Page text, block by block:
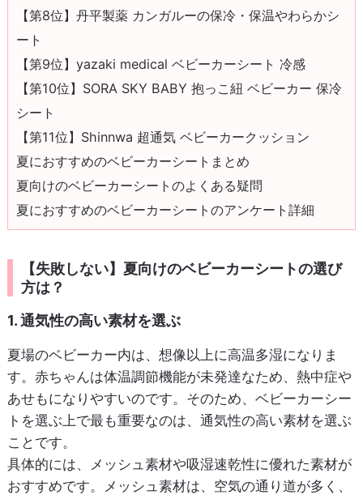
【第8位】丹平製薬 カンガルーの保冷・保温やわらかシ
ート
【第9位】yazaki medical ベビーカーシート 冷感
【第10位】SORA SKY BABY 抱っこ紐 ベビーカー 保冷
シート
【第11位】Shinnwa 超通気 ベビーカークッション
夏におすすめのベビーカーシートまとめ
夏向けのベビーカーシートのよくある疑問
夏におすすめのベビーカーシートのアンケート詳細
【失敗しない】夏向けのベビーカーシートの選び
方は？
1. 通気性の高い素材を選ぶ
夏場のベビーカー内は、想像以上に高温多湿になりま
す。赤ちゃんは体温調節機能が未発達なため、熱中症や
あせもになりやすいのです。そのため、ベビーカーシー
トを選ぶ上で最も重要なのは、通気性の高い素材を選ぶ
ことです。
具体的には、メッシュ素材や吸湿速乾性に優れた素材が
おすすめです。メッシュ素材は、空気の通り道が多く、